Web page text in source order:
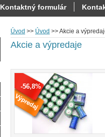
Úvod >> Úvod >>Akcie a
Akcie a výpredaje
-56,8%
Kontaktný formulár